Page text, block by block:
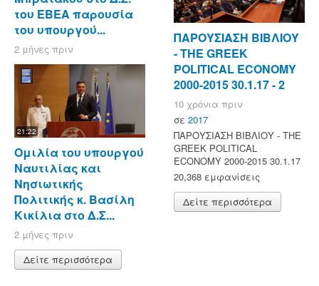
του ΕΒΕΑ παρουσία
του υπουργού...
2 μήνες πριν
21:22
Ομιλία του υπουργού
Ναυτιλίας και
Νησιωτικής
Πολιτικής κ. Βασίλη
Κικίλια στο Δ.Σ...
2 μήνες πριν
Δείτε περισσότερα
ΠΑΡΟΥΣΙΑΣΗ ΒΙΒΛΙΟΥ
- ΤΗΕ GREEK
POLITICAL ECONOMY
2000-2015 30.1.17 - 2
10 χρόνια πριν
σε 2017
ΠΑΡΟΥΣΙΑΣΗ ΒΙΒΛΙΟΥ - ΤΗΕ
GREEK POLITICAL
ECONOMY 2000-2015 30.1.17
20,368 εμφανίσεις
Δείτε περισσότερα